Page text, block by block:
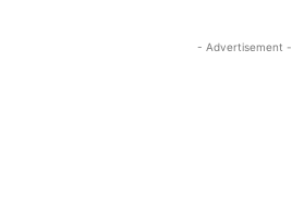
- Advertisement -